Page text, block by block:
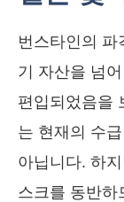
번스타인의 파
기 자산을 넘어
편입되었음을
는 현재의 수
아닙니다. 하
스크를 동반하